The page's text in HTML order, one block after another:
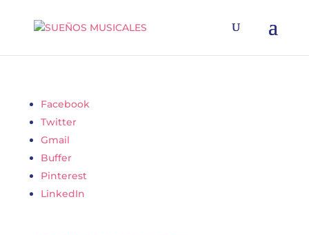
Facebook
Twitter
Gmail
Buffer
Pinterest
LinkedIn